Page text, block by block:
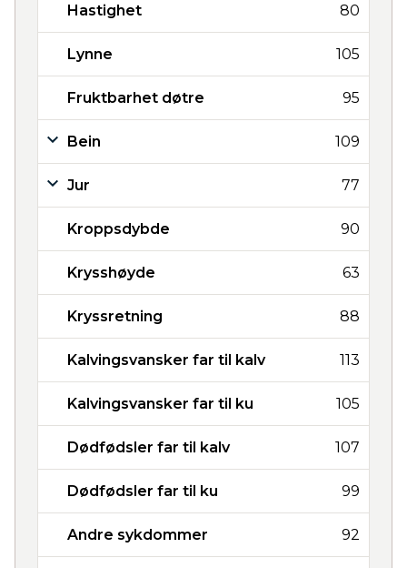
Hastighet 80
Lynne 105
Fruktbarhet døtre 95
Bein 109
Jur 77
Kroppsdybde 90
Krysshøyde 63
Kryssretning 88
Kalvingsvansker far til kalv 113
Kalvingsvansker far til ku 105
Dødfødsler far til kalv 107
Dødfødsler far til ku 99
Andre sykdommer 92